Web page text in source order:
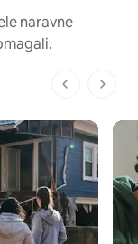
naravne
1 od 1 strani